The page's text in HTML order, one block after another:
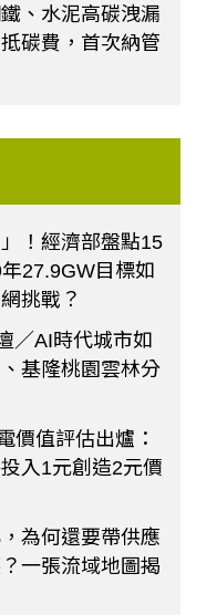
、水泥高碳洩漏
碳費，首次納管
！經濟部盤點15
27.9GW目標如
挑戰？
／AI時代城市如
基隆桃園雲林分
價值評估出爐：
入1元創造2元價
為何還要帶供應
一張流域地圖揭